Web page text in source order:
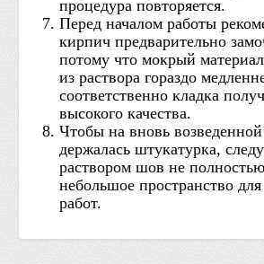
процедура повторяется.
Перед началом работы
кирпич предварительно
потому что мокрый
из раствора гораздо
соответственно кладка
высокого качества.
Чтобы на вновь возведенной
держалась штукатурка,
раствором шов не
небольшое пространство
работ.